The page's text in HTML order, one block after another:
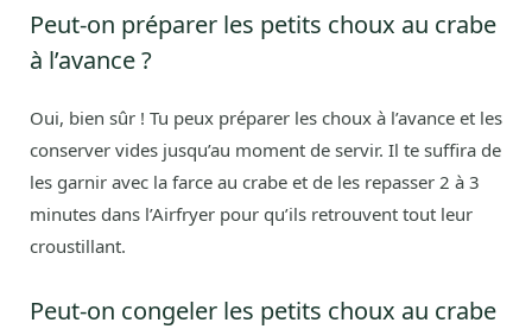
Peut-on préparer les petits choux au crabe
à l’avance ?
Oui, bien sûr ! Tu peux préparer les choux à l’avance et les
conserver vides jusqu’au moment de servir. Il te suffira de
les garnir avec la farce au crabe et de les repasser 2 à 3
minutes dans l’Airfryer pour qu’ils retrouvent tout leur
croustillant.
Peut-on congeler les petits choux au crabe